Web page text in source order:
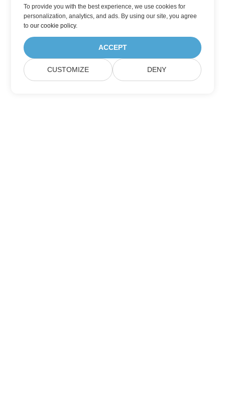
To provide you with the best experience, we use cookies for
personalization, analytics, and ads. By using our site, you agree
toour cookie policy.
ACCEPT
CUSTOMIZE DENY